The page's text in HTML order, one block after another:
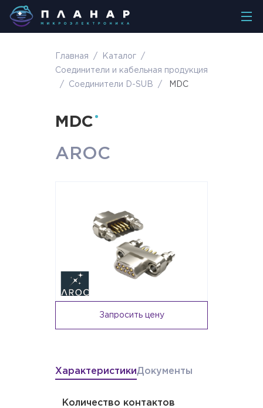
Главная / Каталог
/
Соединители и кабельная продукция
/
Соединители D-SUB / MDC
MDC
AROC
Запросить цену
ХарактеристикиДокументы
Количество контактов